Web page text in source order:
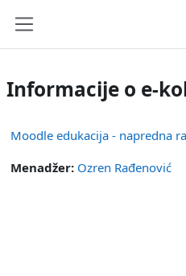
Informacije o e-
Moodle edukacija - napredna
Menadžer: Ozren Rađenović